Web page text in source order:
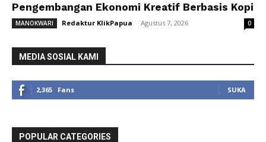
Pengembangan Ekonomi Kreatif Berbasis Kopi
MANOKWARI Redaktur KlikPapua - Agustus 7, 2026 0
MEDIA SOSIAL KAMI
2,365 Fans SUKA
POPULAR CATEGORIES